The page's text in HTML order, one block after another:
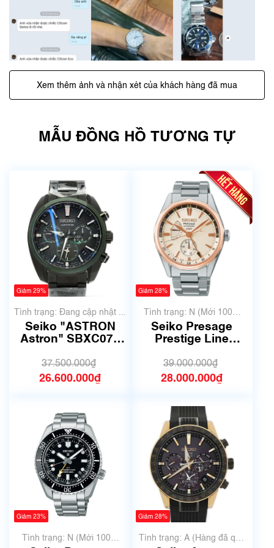
Xem thêm ảnh và nhận xét của khách hàng đã mua
MẪU ĐỒNG HỒ TƯƠNG TỰ
Giảm 29%
Tình trạng: Đang cập nhật ...
Seiko "ASTRON
Astron" SBXC079
42mm
37.500.000₫
26.600.000₫
Giảm 28%
Tình trạng: N (Mới 100%
chưa qua sử dụng)
Seiko Presage
Prestige Line
40mm | Mã số 6682
39.000.000₫
28.000.000₫
Giảm 23%
Tình trạng: N (Mới 100%
Giảm 28%
Tình trạng: A (Hàng đã qua